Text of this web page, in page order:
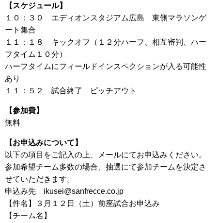
【スケジュール】
１０：３０ エディオンスタジアム広島 東側マラソンゲ
ート集合
１１：１８ キックオフ（１２分ハーフ、相互審判、ハー
フタイム１０分）
ハーフタイムにフィールドインスペクションが入る可能性
あり
１１：５２ 試合終了 ピッチアウト
【参加費】
無料
【お申込みについて】
以下の項目をご記入の上、メールにてお申込みください。
参加希望チーム多数の場合、抽選にて参加チームを決定さ
せていただきます。
申込み先 ikusei@sanfrecce.co.jp
【件名】３月１２日（土）前座試合お申込み
【チーム名】